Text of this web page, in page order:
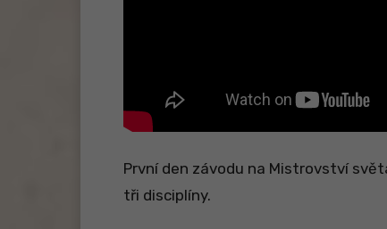
První den závodu na Mistrovství
tři disciplíny.